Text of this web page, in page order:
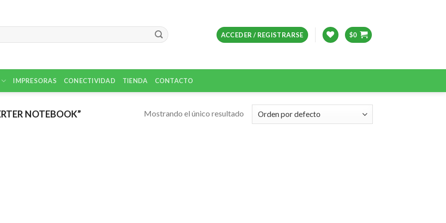
ACCEDER / REGISTRARSE $0
IMPRESORAS CONECTIVIDAD TIENDA CONTACTO
NOTEBOOK” Mostrando el único resultado